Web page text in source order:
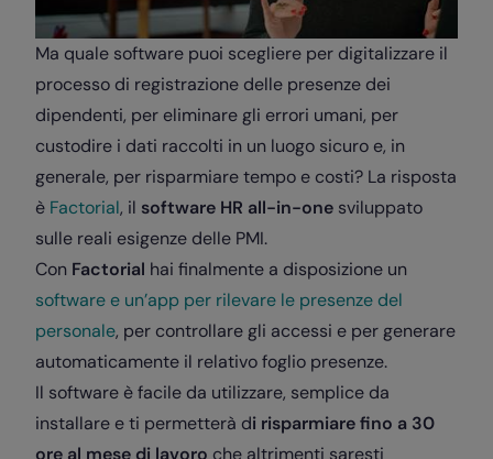
Ma quale software puoi scegliere per digitalizzare il
processo di registrazione delle presenze dei
dipendenti, per eliminare gli errori umani, per
custodire i dati raccolti in un luogo sicuro e, in
generale, per risparmiare tempo e costi? La risposta
è Factorial, il software HR all-in-one sviluppato
sulle reali esigenze delle PMI.
Con Factorial hai finalmente a disposizione un
software e un’app per rilevare le presenze del
personale, per controllare gli accessi e per generare
automaticamente il relativo foglio presenze.
Il software è facile da utilizzare, semplice da
installare e ti permetterà di risparmiare fino a 30
ore al mese di lavoro che altrimenti saresti